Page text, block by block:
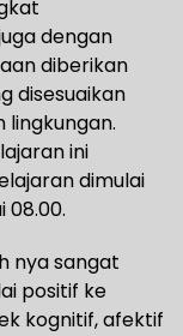
dengan
diberikan
disesuaikan
lingkungan.
ini
dimulai
08.00.
nya sangat
positif ke
kognitif, afektif